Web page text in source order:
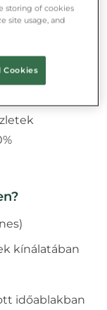
és
nap
de kiváló
?
kínálatában
időablakban
storing of cookies
site usage, and
Cookies